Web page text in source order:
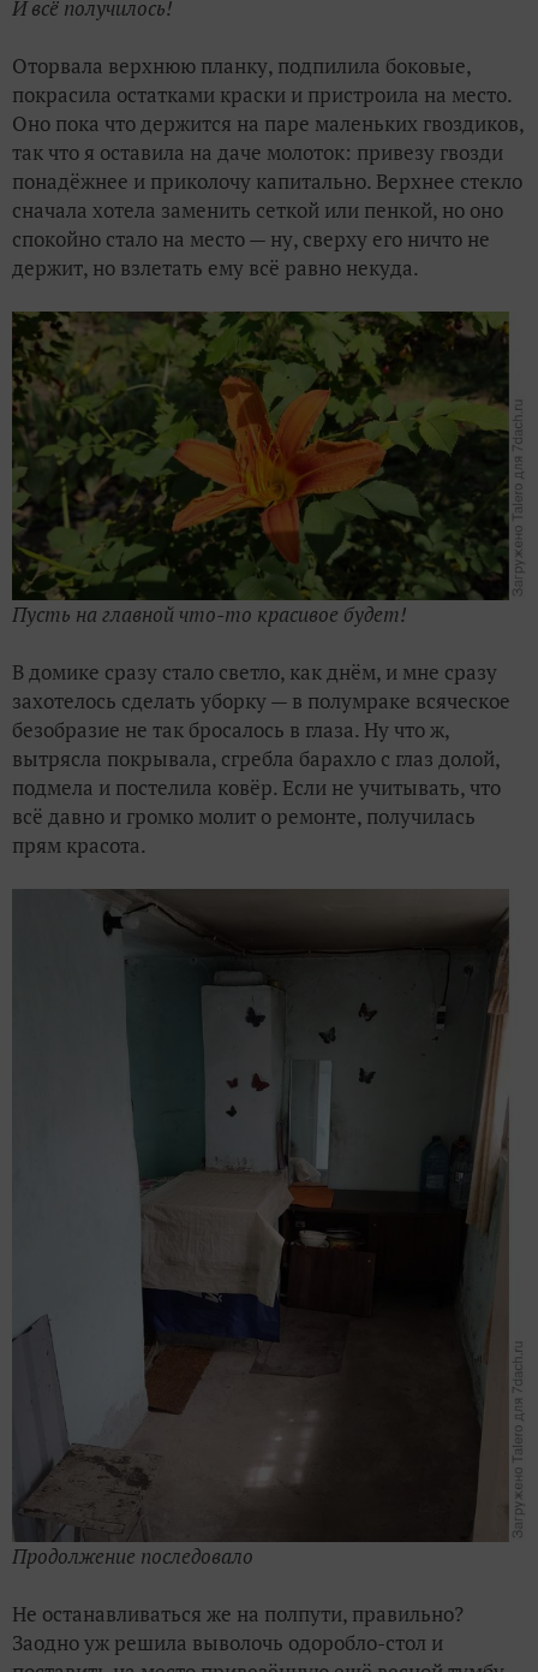
И всё получилось!
Оторвала верхнюю планку, подпилила боковые,
покрасила остатками краски и пристроила на место.
Оно пока что держится на паре маленьких гвоздиков,
так что я оставила на даче молоток: привезу гвозди
понадёжнее и приколочу капитально. Верхнее стекло
сначала хотела заменить сеткой или пенкой, но оно
спокойно стало на место — ну, сверху его ничто не
держит, но взлетать ему всё равно некуда.
Пусть на главной что-то красивое будет!
В домике сразу стало светло, как днём, и мне сразу
захотелось сделать уборку — в полумраке всяческое
безобразие не так бросалось в глаза. Ну что ж,
вытрясла покрывала, сгребла барахло с глаз долой,
подмела и постелила ковёр. Если не учитывать, что
всё давно и громко молит о ремонте, получилась
прям красота.
Продолжение последовало
Не останавливаться же на полпути, правильно?
Заодно уж решила выволочь одоробло-стол и